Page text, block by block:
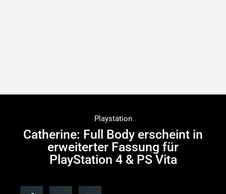
Playstation
Catherine: Full Body erscheint in
erweiterter Fassung für
PlayStation 4 & PS Vita